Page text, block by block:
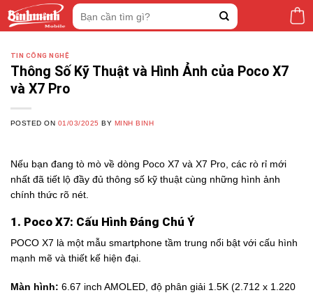
Tìm
kiếm:
TIN CÔNG NGHỆ
Thông Số Kỹ Thuật và Hình Ảnh của Poco X7
và X7 Pro
POSTED ON 01/03/2025 BY MINH BINH
Nếu bạn đang tò mò về dòng Poco X7 và X7 Pro, các rò rỉ mới
nhất đã tiết lộ đầy đủ thông số kỹ thuật cùng những hình ảnh
chính thức rõ nét.
1. Poco X7: Cấu Hình Đáng Chú Ý
POCO X7 là một mẫu smartphone tầm trung nổi bật với cấu hình
mạnh mẽ và thiết kế hiện đại.
Màn hình: 6.67 inch AMOLED, độ phân giải 1.5K (2.712 x 1.220